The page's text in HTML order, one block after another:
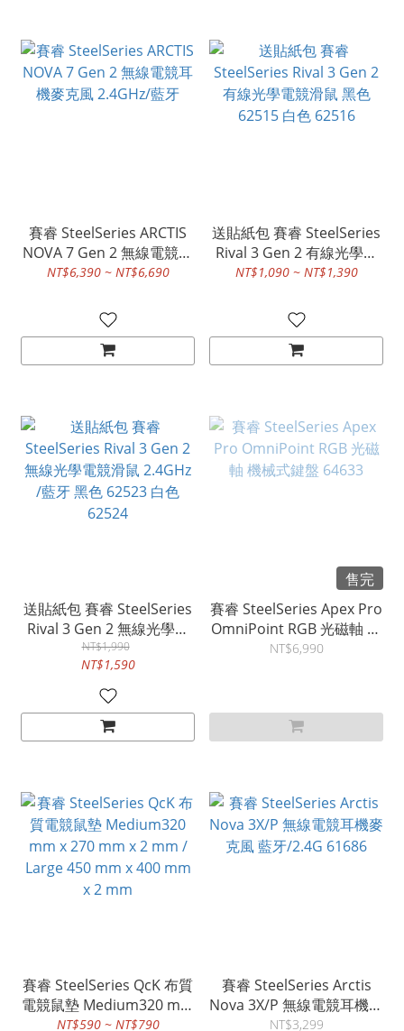
賽睿 SteelSeries ARCTIS
NOVA 7 Gen 2 無線電競耳
機麥克風 2.4GHz/藍牙
NT$6,390 ~ NT$6,690
送貼紙包 賽睿 SteelSeries
Rival 3 Gen 2 有線光學電
競滑鼠 黑色 62515 白色
NT$1,090 ~ NT$1,390
送貼紙包 賽睿 SteelSeries
Rival 3 Gen 2 無線光學電
競滑鼠 2.4GHz /藍牙 黑色
62523 白色 62524
NT$1,990
NT$1,590
售完
賽睿 SteelSeries Apex Pro
OmniPoint RGB 光磁軸 機
械式鍵盤 64633
NT$6,990
賽睿 SteelSeries QcK 布質
電競鼠墊 Medium320 mm
x 270 mm x 2 mm / Large
NT$590 ~ NT$790
賽睿 SteelSeries Arctis
Nova 3X/P 無線電競耳機麥
克風 藍牙/2.4G 61686
NT$3,299